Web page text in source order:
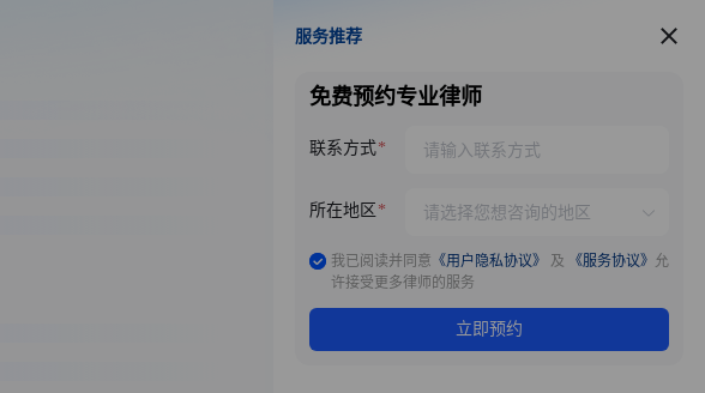
服务推荐
服务推荐
免费预约专业律师
联系方式
所在地区
我已阅读并同意 《用户隐私协议》 及 《服务协议》 允
许接受更多律师的服务
立即预约